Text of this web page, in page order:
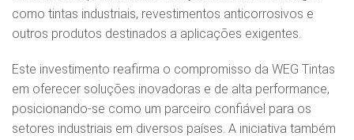
como tintas industriais, revestimentos anticorrosivos e
outros produtos destinados a aplicações exigentes.
Este investimento reafirma o compromisso da WEG Tintas
em oferecer soluções inovadoras e de alta performance,
posicionando-se como um parceiro confiável para os
setores industriais em diversos países. A iniciativa também